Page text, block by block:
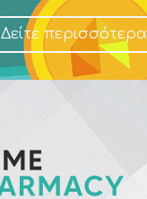
Δείτε περισσότερα